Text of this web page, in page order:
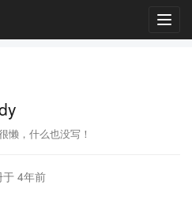
懒，什么也没写！
于 4年前